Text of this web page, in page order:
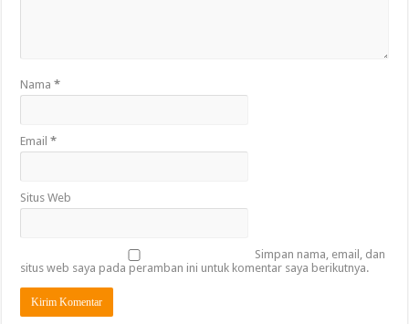
Nama*
Email*
Situs Web
Simpan nama, email, dan
situs web saya pada peramban ini untuk komentar saya berikutnya.